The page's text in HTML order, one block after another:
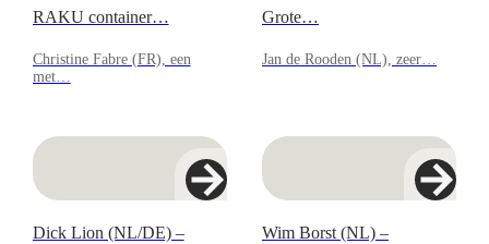
RAKU container…
Christine Fabre (FR), een
met…
Grote…
Jan de Rooden (NL), zeer…
Dick Lion (NL/DE) –
Wim Borst (NL) –